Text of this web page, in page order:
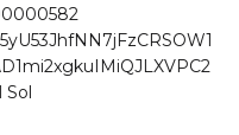
Sol